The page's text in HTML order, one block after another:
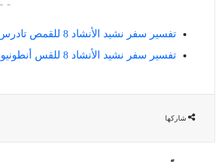
تفسير سفر نشيد الأنشاد 8 للقمص تادرس يعقوب ملطي
تفسير سفر نشيد الأنشاد 8 للقس أنطونيوس فكري
شاركها